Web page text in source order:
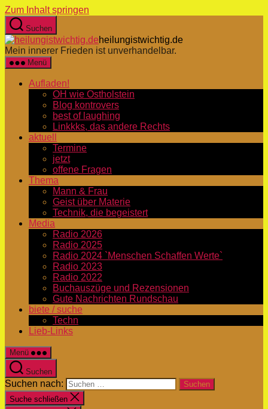
Zum Inhalt springen
Suchen
heilungistwichtig.de
Mein innerer Frieden ist unverhandelbar.
Menü
Aufladen!
OH wie Ostholstein
Blog kontrovers
best of laughing
Linkkks, das andere Rechts
aktuell
Termine
jetzt
offene Fragen
Thema
Mann & Frau
Geist über Materie
Technik, die begeistert
Media
Radio 2026
Radio 2025
Radio 2024 `Menschen Schaffen Werte`
Radio 2023
Radio 2022
Buchauszüge und Rezensionen
Gute Nachrichten Rundschau
biete / suche
Techn
Lieb-Links
Menü
Suchen
Suchen nach:
Suche schließen